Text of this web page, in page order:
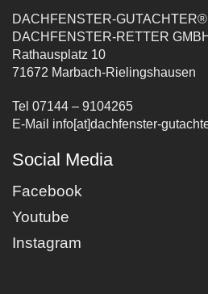
DACHFENSTER-
DACHFENSTER-RETTER GMBH
Rathausplatz 10
71672 Marbach-Rielingshausen
Tel 07144 – 9104265
E-Mail info[at]dachfenster-
Social Media
Facebook
Youtube
Instagram